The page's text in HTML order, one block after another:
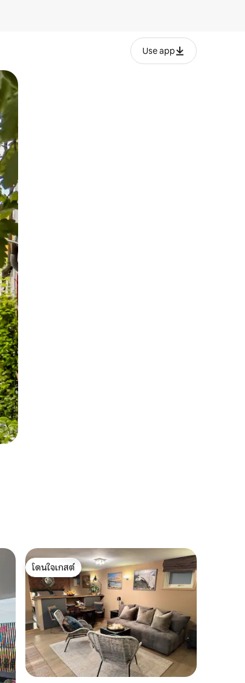
Use app
โดนใจเกสต์
โดนใจเกสต์